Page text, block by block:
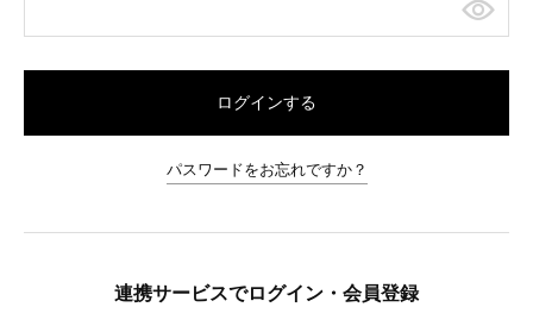
ログインする
パスワードをお忘れですか？
連携サービスでログイン・会員登録